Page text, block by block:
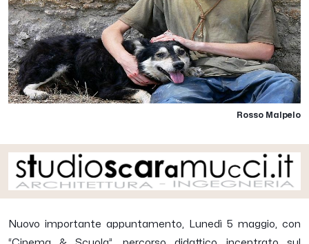
Rosso Malpelo
Nuovo importante appuntamento, Lunedì 5 maggio, con